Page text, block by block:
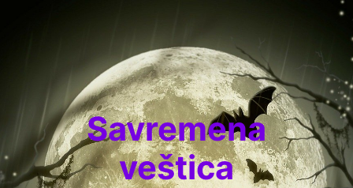
Savremena
veštica